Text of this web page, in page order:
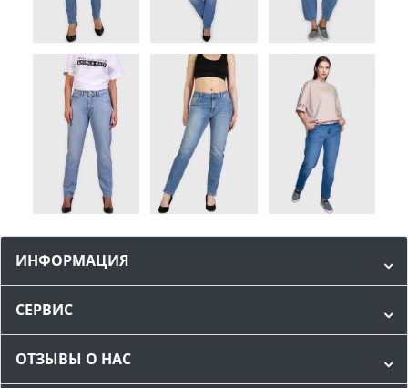
ИНФОРМАЦИЯ
СЕРВИС
ОТЗЫВЫ О НАС